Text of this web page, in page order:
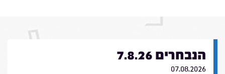
הנבחרים 7.8.26
07.08.2026